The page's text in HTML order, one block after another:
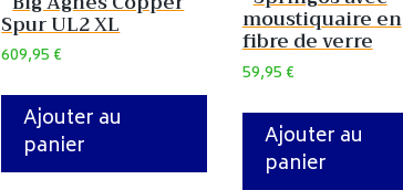
Spur UL2 XL
609,95€
Ajouter au
panier
moustiquaire en
fibre de verre
59,95€
Ajouter au
panier